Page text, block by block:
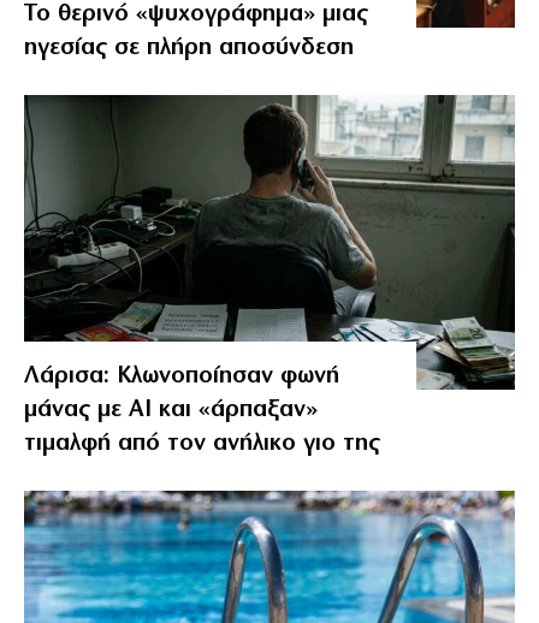
Το θερινό «ψυχογράφημα» μιας
ηγεσίας σε πλήρη αποσύνδεση
Λάρισα: Κλωνοποίησαν φωνή
μάνας με AI και «άρπαξαν»
τιμαλφή από τον ανήλικο γιο της